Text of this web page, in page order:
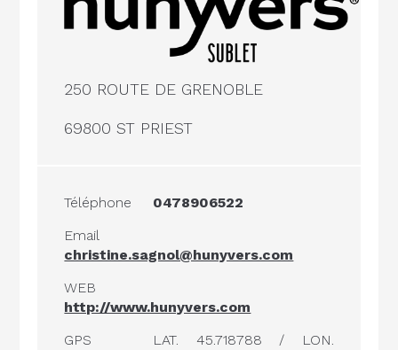
250 ROUTE DE GRENOBLE
69800 ST PRIEST
Téléphone
0478906522
Email
christine.sagnol@hunyvers.com
WEB
http://www.hunyvers.com
GPS
LAT. 45.718788 / LON.